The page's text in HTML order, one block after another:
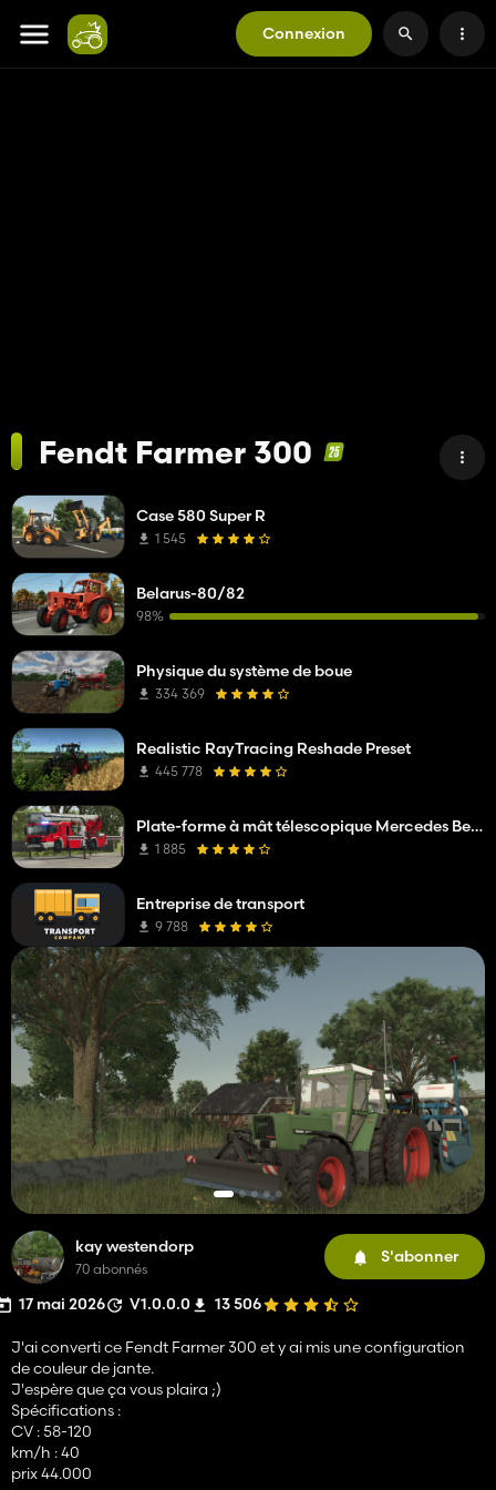
Connexion
Fendt Farmer 300
kay westendorp
70 abonnés
S'abonner
17 mai 2026 V1.0.0.0 13 506
J'ai converti ce Fendt Farmer 300 et y ai mis une configuration
de couleur de jante.
J'espère que ça vous plaira ;)
Spécifications :
CV : 58-120
km/h : 40
prix 44.000
Case 580 Super R
1 545
Belarus-80/82
98%
Physique du système de boue
334 369
Realistic RayTracing Reshade Preset
445 778
Plate-forme à mât télescopique Mercedes Benz Econic WISS
1 885
Entreprise de transport
9 788